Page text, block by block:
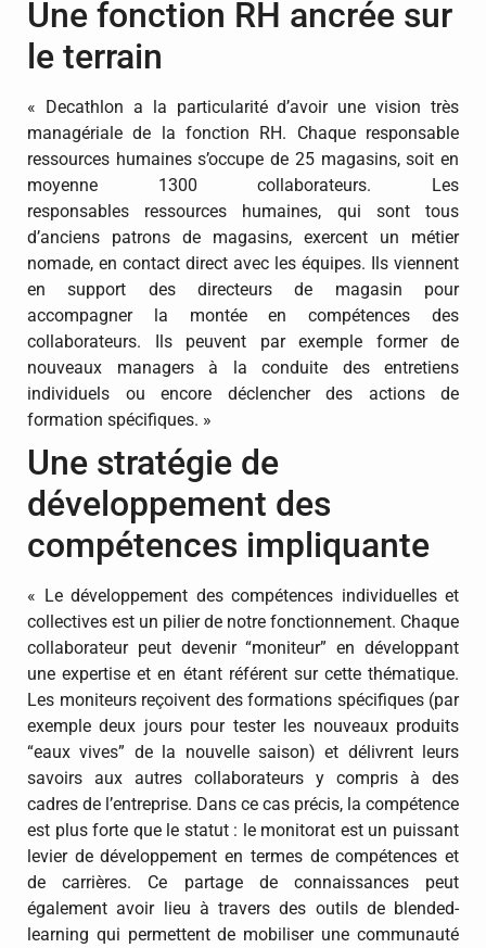
Une fonction RH ancrée sur
le terrain
« Decathlon a la particularité d’avoir une vision très
managériale de la fonction RH. Chaque responsable
ressources humaines s’occupe de 25 magasins, soit en
moyenne 1300 collaborateurs. Les
responsables ressources humaines, qui sont tous
d’anciens patrons de magasins, exercent un métier
nomade, en contact direct avec les équipes. Ils viennent
en support des directeurs de magasin pour
accompagner la montée en compétences des
collaborateurs. Ils peuvent par exemple former de
nouveaux managers à la conduite des entretiens
individuels ou encore déclencher des actions de
formation spécifiques. »
Une stratégie de
développement des
compétences impliquante
« Le développement des compétences individuelles et
collectives est un pilier de notre fonctionnement. Chaque
collaborateur peut devenir “moniteur” en développant
une expertise et en étant référent sur cette thématique.
Les moniteurs reçoivent des formations spécifiques (par
exemple deux jours pour tester les nouveaux produits
“eaux vives” de la nouvelle saison) et délivrent leurs
savoirs aux autres collaborateurs y compris à des
cadres de l’entreprise. Dans ce cas précis, la compétence
est plus forte que le statut : le monitorat est un puissant
levier de développement en termes de compétences et
de carrières. Ce partage de connaissances peut
également avoir lieu à travers des outils de blended-
learning qui permettent de mobiliser une communauté